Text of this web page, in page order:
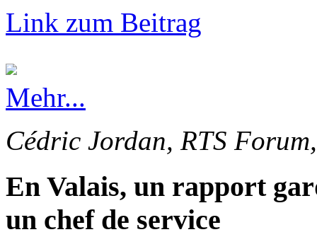
Link zum Beitrag
Mehr...
Cédric Jordan, RTS
En Valais, un rapport
un chef de service